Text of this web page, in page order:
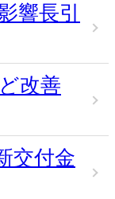
響長引
改善
交付金